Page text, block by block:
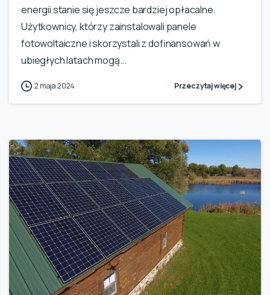
energii stanie się jeszcze bardziej opłacalne.
Użytkownicy, którzy zainstalowali panele
fotowoltaiczne i skorzystali z dofinansowań w
ubiegłych latach mogą...
2 maja 2024 Przeczytaj więcej
0